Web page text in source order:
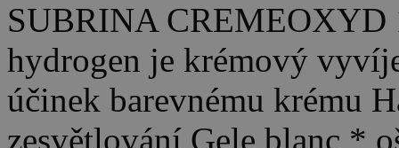
SUBRINA CREMEOXYD
hydrogen je krémový
účinek barevnému krému
zesvětlování Gele blanc *